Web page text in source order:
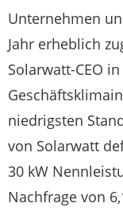
Unternehmen
Jahr erheblich
Solarwatt-CEO
niedrigsten
von Solarwatt
30 kW
Nachfrage von